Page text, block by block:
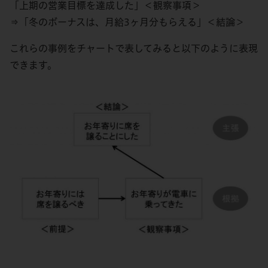
「上期の営業目標を達成した」＜観察事項＞
⇒「冬のボーナスは、月給3ヶ月分もらえる」＜結論＞
これらの事例をチャートで表してみると以下のように表現
できます。